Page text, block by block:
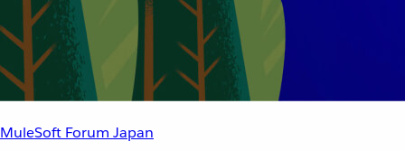
MuleSoft Forum Japan